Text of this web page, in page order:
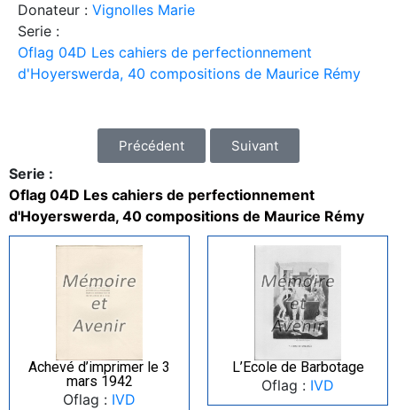
Donateur : Vignolles Marie
Serie :
Oflag 04D Les cahiers de perfectionnement
d'Hoyerswerda, 40 compositions de Maurice Rémy
Précédent Suivant
Serie :
Oflag 04D Les cahiers de perfectionnement
d'Hoyerswerda, 40 compositions de Maurice Rémy
Achevé d’imprimer le 3
mars 1942
Oflag : IVD
L’Ecole de Barbotage
Oflag : IVD